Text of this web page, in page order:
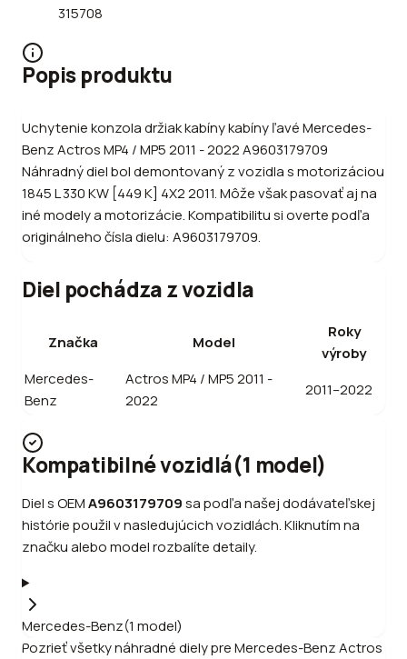
315708
Popis produktu
Uchytenie konzola držiak kabíny kabíny ľavé Mercedes-
Benz Actros MP4 / MP5 2011 - 2022 A9603179709
Náhradný diel bol demontovaný z vozidla s motorizáciou
1845 L 330 KW [449 K] 4X2 2011. Môže však pasovať aj na
iné modely a motorizácie. Kompatibilitu si overte podľa
originálneho čísla dielu: A9603179709.
Diel pochádza z vozidla
Značka Model
Roky
výroby
Mercedes-
Benz
Actros MP4 / MP5 2011 -
2022
2011–2022
Kompatibilné vozidlá(1 model)
Diel s OEMA9603179709sa podľa našej dodávateľskej
histórie použil v nasledujúcich vozidlách. Kliknutím na
značku alebo model rozbalíte detaily.
Mercedes-Benz(1 model)
Pozrieť všetky náhradné diely preMercedes-BenzActros